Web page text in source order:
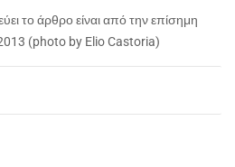
το άρθρο είναι από την επίσημη
(photo by Elio Castoria)